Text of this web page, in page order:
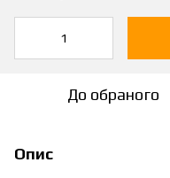
До обраного
Опис